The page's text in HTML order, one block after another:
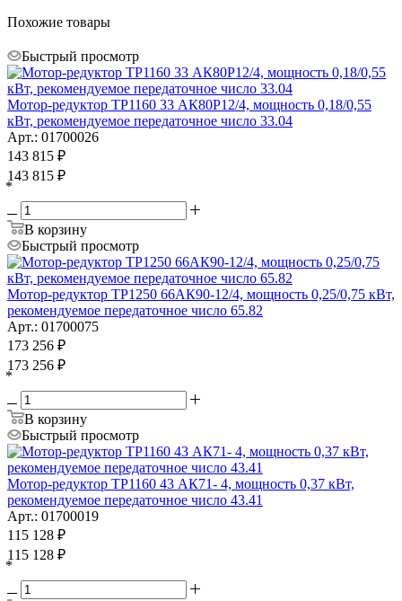
Похожие товары
Быстрый просмотр
Мотор-редуктор ТР1160 33 АК80P12/4, мощность 0,18/0,55
кВт, рекомендуемое передаточное число 33.04
Арт.: 01700026
143 815 ₽
143 815 ₽
*
В корзину
Быстрый просмотр
Мотор-редуктор ТР1250 66АК90-12/4, мощность 0,25/0,75 кВт,
рекомендуемое передаточное число 65.82
Арт.: 01700075
173 256 ₽
173 256 ₽
*
В корзину
Быстрый просмотр
Мотор-редуктор ТР1160 43 АК71- 4, мощность 0,37 кВт,
рекомендуемое передаточное число 43.41
Арт.: 01700019
115 128 ₽
115 128 ₽
*